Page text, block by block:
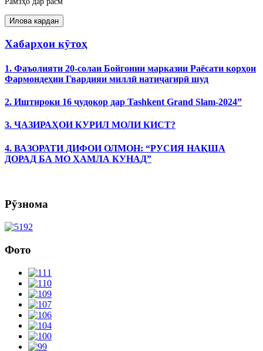
Хабарҳои кӯтоҳ
1. Фаъолияти 20-солаи Бойгонии марказии Раёсати корҳои
Фармондеҳии Гвардияи миллӣ натиҷагирӣ шуд
2. Иштироки 16 ҷудокор дар Tashkent Grand Slam-2024”
3. ҶАЗИРАҲОИ КУРИЛ МОЛИ КИСТ?
4. ВАЗОРАТИ ДИФОИ ОЛМОН: “РУСИЯ НАҚША
ДОРАД БА МО ҲАМЛА КУНАД”
Рӯзнома
Фото